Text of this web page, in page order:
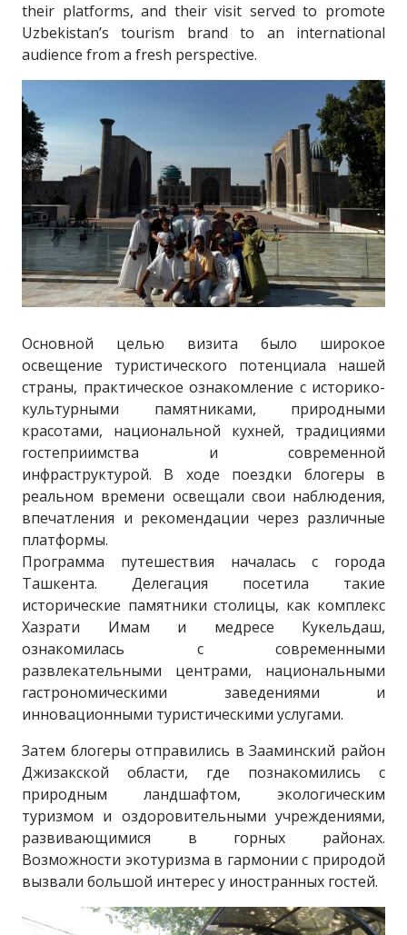
their platforms, and their visit served to promote
Uzbekistan’s tourism brand to an international
audience from a fresh perspective.
Основной целью визита было широкое
освещение туристического потенциала нашей
страны, практическое ознакомление с историко-
культурными памятниками, природными
красотами, национальной кухней, традициями
гостеприимства и современной
инфраструктурой. В ходе поездки блогеры в
реальном времени освещали свои наблюдения,
впечатления и рекомендации через различные
платформы.
Программа путешествия началась с города
Ташкента. Делегация посетила такие
исторические памятники столицы, как комплекс
Хазрати Имам и медресе Кукельдаш,
ознакомилась с современными
развлекательными центрами, национальными
гастрономическими заведениями и
инновационными туристическими услугами.
Затем блогеры отправились в Зааминский район
Джизакской области, где познакомились с
природным ландшафтом, экологическим
туризмом и оздоровительными учреждениями,
развивающимися в горных районах.
Возможности экотуризма в гармонии с природой
вызвали большой интерес у иностранных гостей.